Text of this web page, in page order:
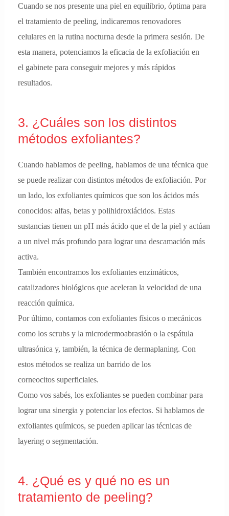
Cuando se nos presente una piel en equilibrio, óptima para
el tratamiento de peeling, indicaremos renovadores
celulares en la rutina nocturna desde la primera sesión. De
esta manera, potenciamos la eficacia de la exfoliación en
el gabinete para conseguir mejores y más rápidos
resultados.
3. ¿Cuáles son los distintos
métodos exfoliantes?
Cuando hablamos de peeling, hablamos de una técnica que
se puede realizar con distintos métodos de exfoliación. Por
un lado, los exfoliantes químicos que son los ácidos más
conocidos: alfas, betas y polihidroxiácidos. Estas
sustancias tienen un pH más ácido que el de la piel y actúan
a un nivel más profundo para lograr una descamación más
activa.
También encontramos los exfoliantes enzimáticos,
catalizadores biológicos que aceleran la velocidad de una
reacción química.
Por último, contamos con exfoliantes físicos o mecánicos
como los scrubs y la microdermoabrasión o la espátula
ultrasónica y, también, la técnica de dermaplaning. Con
estos métodos se realiza un barrido de los
corneocitos superficiales.
Como vos sabés, los exfoliantes se pueden combinar para
lograr una sinergia y potenciar los efectos. Si hablamos de
exfoliantes químicos, se pueden aplicar las técnicas de
layering o segmentación.
4. ¿Qué es y qué no es un
tratamiento de peeling?